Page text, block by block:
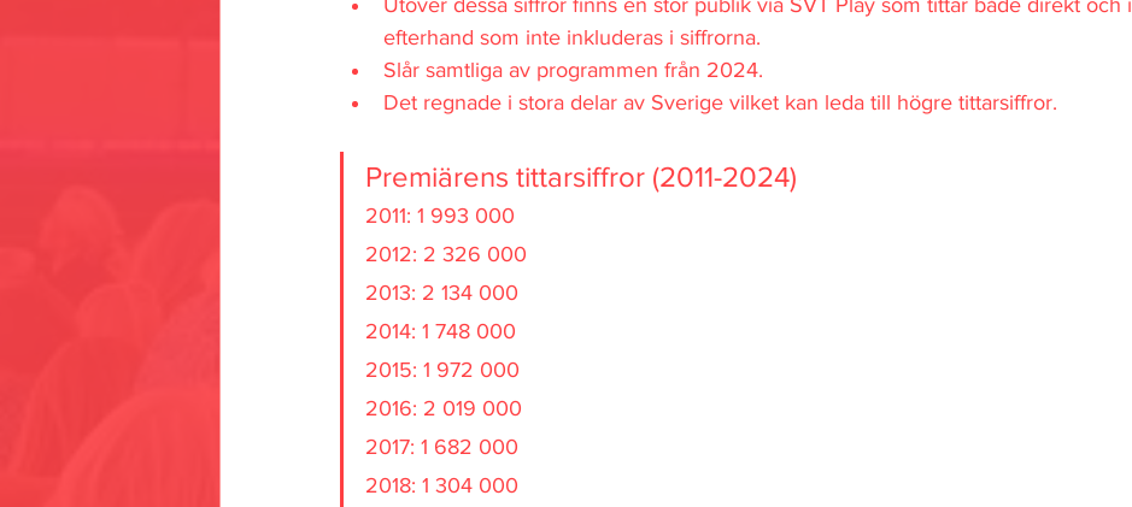
efterhand som inte inkluderas i siffrorna.
Slår samtliga av programmen från 2024.
Det regnade i stora delar av Sverige vilket kan leda till högre tittarsiffror.
Premiärens tittarsiffror (2011-2024)
2011: 1 993 000
2012: 2 326 000
2013: 2 134 000
2014: 1 748 000
2015: 1 972 000
2016: 2 019 000
2017: 1 682 000
2018: 1 304 000